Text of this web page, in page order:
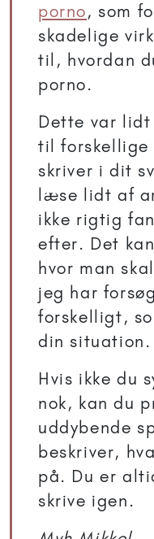
porno, som
skadelige
til, hvordan
porno.
Dette var
til forskellige
skriver i dit
læse lidt af
ikke rigtig
efter. Det
hvor man
jeg har
forskelligt,
din situation.
Hvis ikke du
nok, kan du
uddybende
beskriver,
på. Du er
skrive igen.